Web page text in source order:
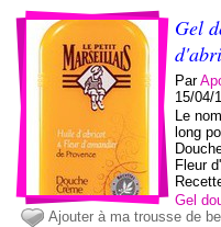
Gel
Par
15/04/
Le
long
Fleur
Gel
Ajouter à ma trousse de